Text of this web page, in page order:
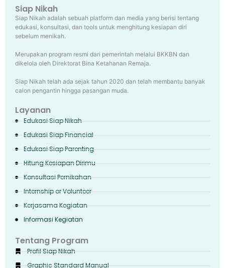
Siap Nikah
Siap Nikah adalah sebuah platform dan media yang berisi tentang
edukasi, konsultasi, dan tools untuk menghitung kesiapan diri
sebelum menikah.
Merupakan program resmi dari pemerintah melalui BKKBN dan
dikelola oleh Direktorat Bina Ketahanan Remaja.
Siap Nikah telah ada sejak tahun 2020 dan telah membantu banyak
calon pengantin hingga pasangan muda.
Layanan
Edukasi Siap Nikah
Edukasi Siap Financial
Edukasi Siap Parenting
Hitung Kesiapan Dirimu
Konsultasi Pernikahan
Internship or Volunteer
Kerjasama Kegiatan
Informasi Kegiatan
Tentang Program
Profil Siap Nikah
Graphic Standard Manual